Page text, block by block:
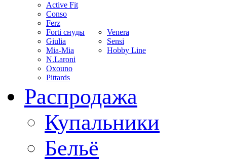
Active Fit
Conso
Ferz
Forti снуды
Giulia
Mia-Mia
N.Laroni
Oxouno
Pittards
Venera
Sensi
Hobby Line
Распродажа
Купальники
Бельё